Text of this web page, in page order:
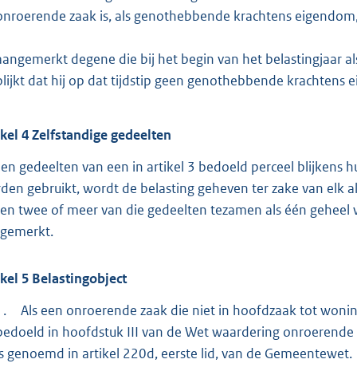
zaak is, als genothebbende krachtens
degene die bij het begin van het belastingjaar
dat hij op dat tijdstip geen genothebbende krachtens
4Zelfstandige gedeelten
gedeelten van een in artikel 3 bedoeld perceel blijkens
gebruikt, wordt de belasting geheven ter zake van elk
twee of meer van die gedeelten tezamen als één
5 Belastingobject
Als een onroerende zaak die niet in hoofdzaak tot
in hoofdstuk III van de Wet waardering
genoemd in artikel 220d, eerste lid, van de Gemeentewet.